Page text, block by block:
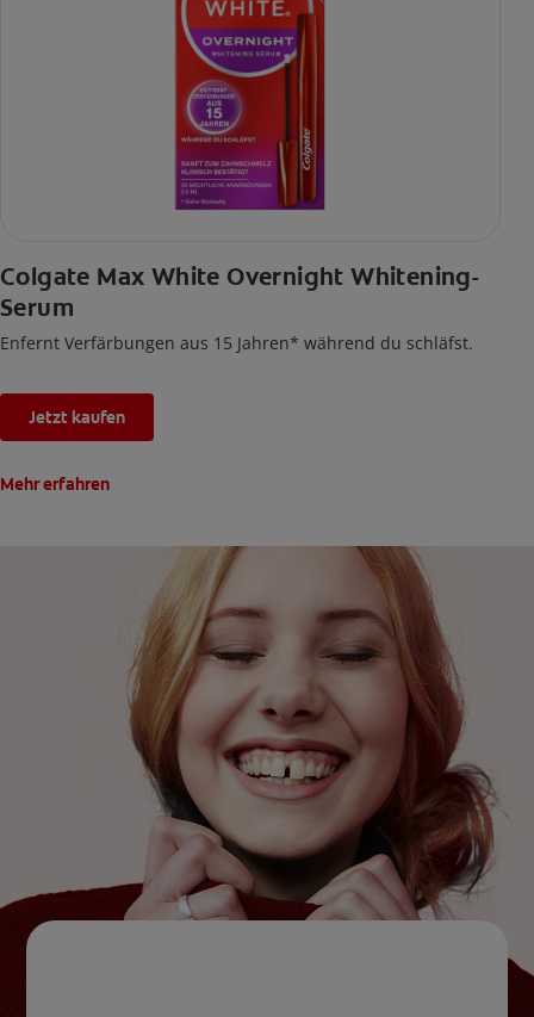
Colgate Max White Overnight Whitening-
Serum
Enfernt Verfärbungen aus 15 Jahren* während du schläfst.
Jetzt kaufen
Mehr erfahren